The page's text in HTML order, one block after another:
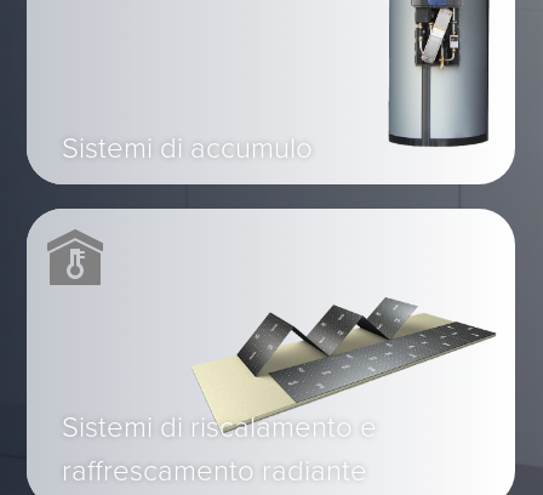
Sistemi di accumulo
Sistemi di riscalamento e
raffrescamento radiante